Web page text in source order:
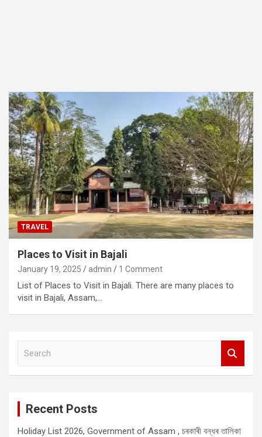
TRAVEL
Places to Visit in Bajali
January 19, 2025 admin 1 Comment
List of Places to Visit in Bajali. There are many places to
visit in Bajali, Assam,…
Recent Posts
Holiday List 2026, Government of Assam , চৰকাৰী বন্ধৰ তালিকা